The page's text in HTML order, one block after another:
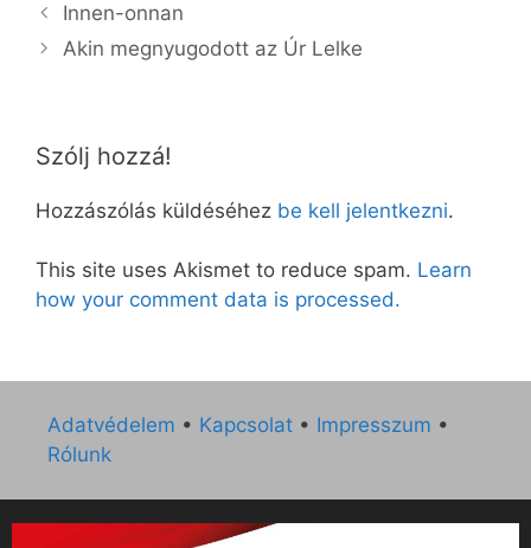
Innen-onnan
Akin megnyugodott az Úr Lelke
Szólj hozzá!
Hozzászólás küldéséhez be kell jelentkezni.
This site uses Akismet to reduce spam. Learn
how your comment data is processed.
Adatvédelem • Kapcsolat • Impresszum •
Rólunk